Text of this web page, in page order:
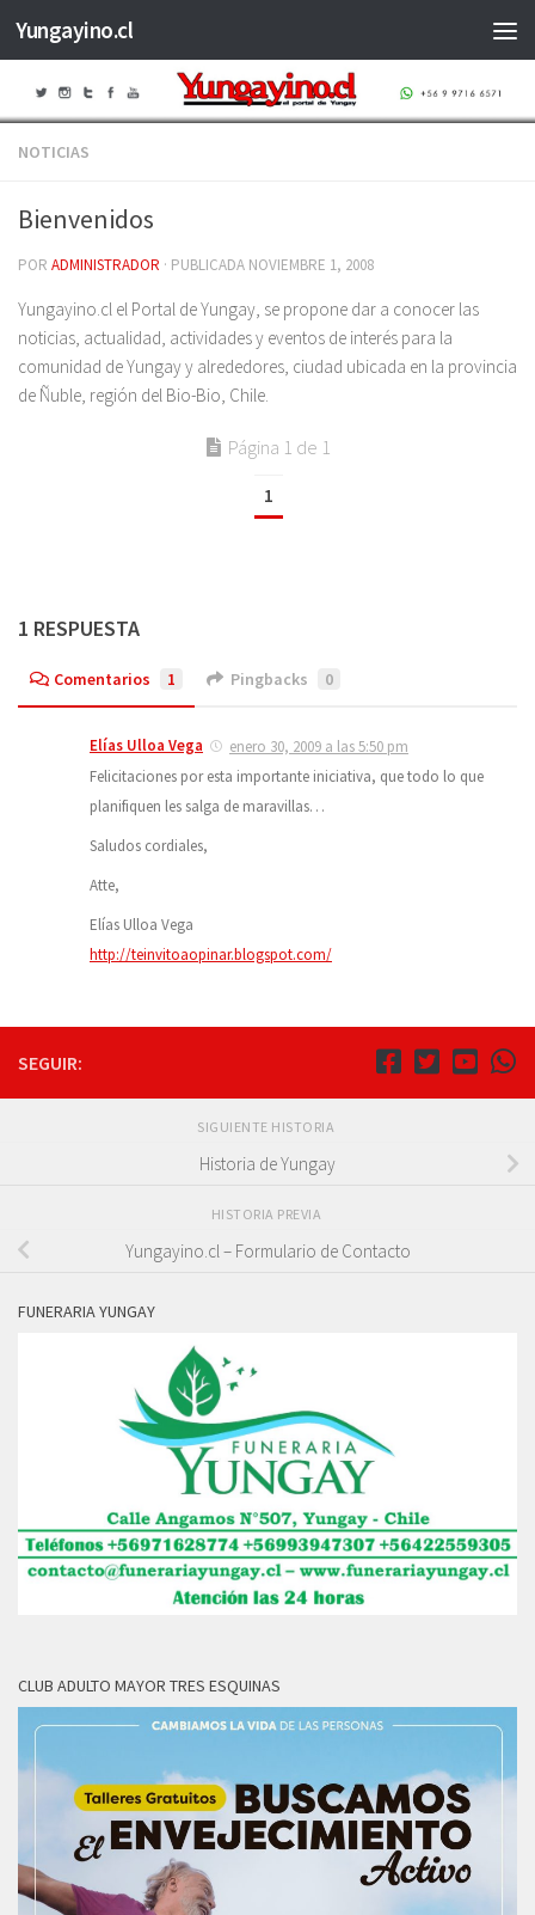
Saltar al contenido
Yungayino.cl
NOTICIAS
Bienvenidos
POR ADMINISTRADOR · PUBLICADA NOVIEMBRE 1, 2008
Yungayino.cl el Portal de Yungay, se propone dar a conocer las
noticias, actualidad, actividades y eventos de interés para la
comunidad de Yungay y alrededores, ciudad ubicada en la provincia
de Ñuble, región del Bio-Bio, Chile.
Página 1 de 1
1
1 RESPUESTA
Comentarios 1 Pingbacks 0
Elías Ulloa Vega
enero 30, 2009 a las 5:50 pm
Felicitaciones por esta importante iniciativa, que todo lo que
planifiquen les salga de maravillas…
Saludos cordiales,
Atte,
Elías Ulloa Vega
http://teinvitoaopinar.blogspot.com/
SEGUIR:
SIGUIENTE HISTORIA
Historia de Yungay
HISTORIA PREVIA
Yungayino.cl – Formulario de Contacto
FUNERARIA YUNGAY
CLUB ADULTO MAYOR TRES ESQUINAS